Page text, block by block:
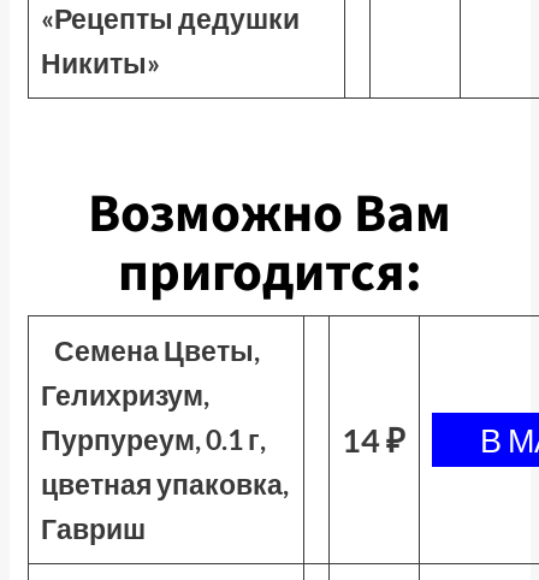
«Рецепты дедушки
Никиты»
Возможно Вам
пригодится:
Семена Цветы,
Гелихризум,
Пурпуреум, 0.1 г,
цветная упаковка,
Гавриш
14 ₽